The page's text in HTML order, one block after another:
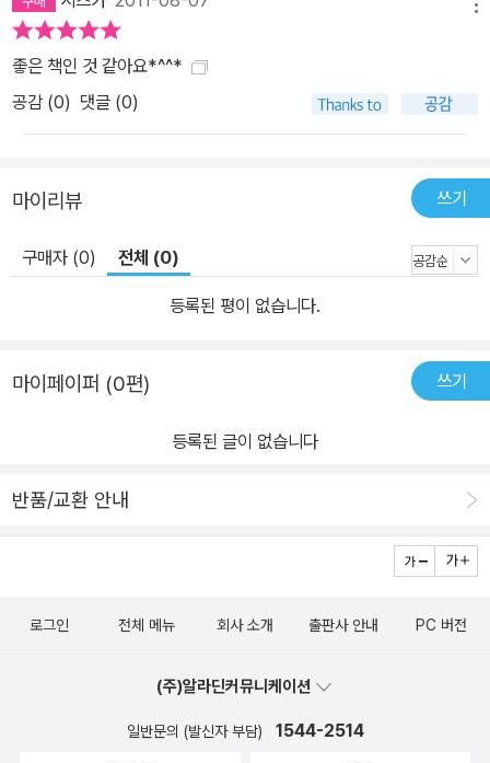
좋은 책인 것 같아요*^^*
공감 (0) 댓글 (0)
마이리뷰 쓰기
구매자 (0) 전체 (0)
등록된 평이 없습니다.
마이페이퍼 (0편) 쓰기
등록된 글이 없습니다
반품/교환 안내
로그인 전체 메뉴 회사 소개 출판사 안내 PC 버전
(주)알라딘커뮤니케이션
일반문의 (발신자 부담) 1544-2514